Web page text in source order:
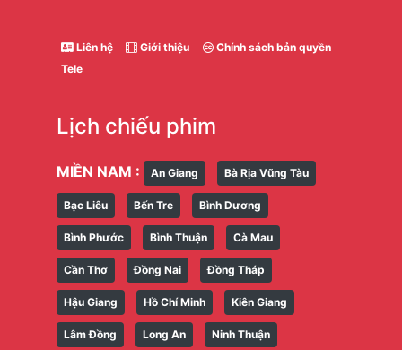
Liên hệ Giới thiệu
Chính sách bản quyền
Tele
Lịch chiếu phim
MIỀN NAM : An Giang Bà Rịa Vũng Tàu
Bạc Liêu Bến Tre Bình Dương
Bình Phước Bình Thuận Cà Mau
Cần Thơ Đồng Nai Đồng Tháp
Hậu Giang Hồ Chí Minh Kiên Giang
Lâm Đồng Long An Ninh Thuận